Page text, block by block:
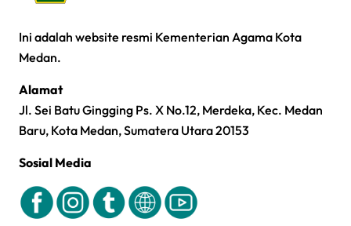
Ini adalah website resmi Kementerian Agama Kota
Medan.
Alamat
Jl. Sei Batu Gingging Ps. X No.12, Merdeka, Kec. Medan
Baru, Kota Medan, Sumatera Utara 20153
Sosial Media